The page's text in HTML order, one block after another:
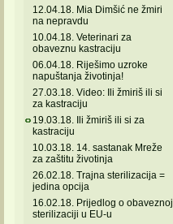
12.04.18. Mia Dimšić ne žmiri
na nepravdu
10.04.18. Veterinari za
obaveznu kastraciju
06.04.18. Riješimo uzroke
napuštanja životinja!
27.03.18. Video: Ili žmiriš ili si
za kastraciju
19.03.18. Ili žmiriš ili si za
kastraciju
10.03.18. 14. sastanak Mreže
za zaštitu životinja
26.02.18. Trajna sterilizacija =
jedina opcija
16.02.18. Prijedlog o obaveznoj
sterilizaciji u EU-u